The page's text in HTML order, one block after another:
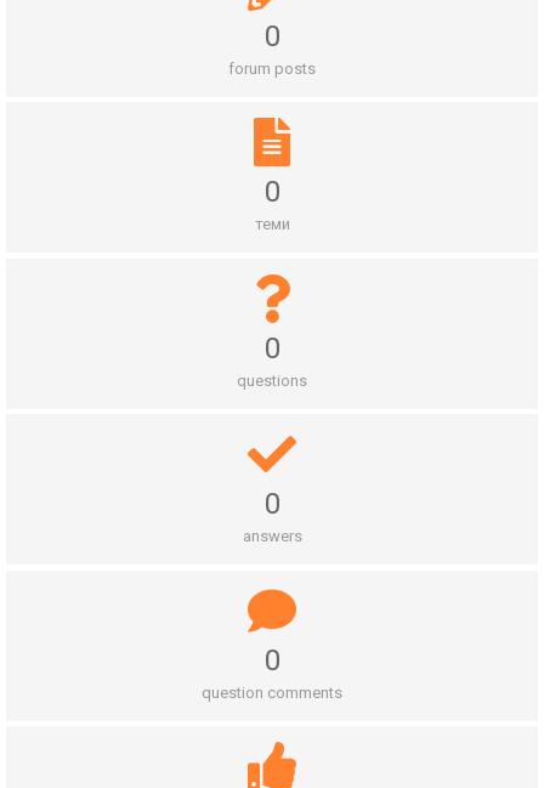
0
forum posts
0
теми
0
questions
0
answers
0
question comments